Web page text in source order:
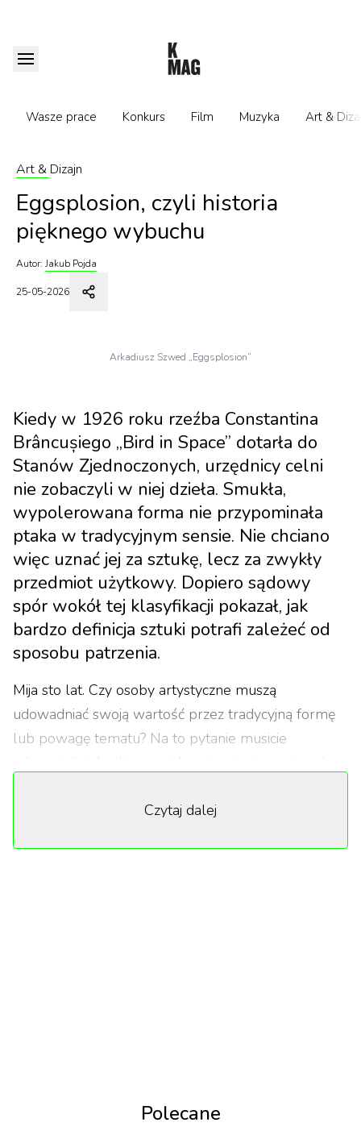
Wasze prace Konkurs Film Muzyka Art &
Art & Dizajn
Eggsplosion, czyli historia
pięknego wybuchu
Autor: Jakub Pojda
25-05-2026
Arkadiusz Szwed „Eggsplosion”
Kiedy w 1926 roku rzeźba Constantina
Brâncușiego „Bird in Space” dotarła do
Stanów Zjednoczonych, urzędnicy celni
nie zobaczyli w niej dzieła. Smukła,
wypolerowana forma nie przypominała
ptaka w tradycyjnym sensie. Nie chciano
więc uznać jej za sztukę, lecz za zwykły
przedmiot użytkowy. Dopiero sądowy
spór wokół tej klasyfikacji pokazał, jak
bardzo definicja sztuki potrafi zależeć od
sposobu patrzenia.
Mija sto lat. Czy osoby artystyczne muszą
udowadniać swoją wartość przez tradycyjną formę
lub powagę tematu? Na to pytanie musicie
odpowiedzieć sobie sami. Ja natomiast uważam, że
Arkadiusz Szwed „Eggsplosion”
Czytaj dalej
Polecane